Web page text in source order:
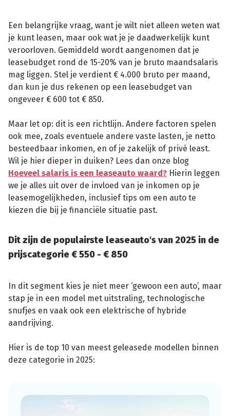
Een belangrijke vraag, want je wilt niet alleen weten wat
je kunt leasen, maar ook wat je je daadwerkelijk kunt
veroorloven. Gemiddeld wordt aangenomen dat je
leasebudget rond de 15-20% van je bruto maandsalaris
mag liggen. Stel je verdient € 4.000 bruto per maand,
dan kun je dus rekenen op een leasebudget van
ongeveer € 600 tot € 850.
Maar let op: dit is een richtlijn. Andere factoren spelen
ook mee, zoals eventuele andere vaste lasten, je netto
besteedbaar inkomen, en of je zakelijk of privé least.
Wil je hier dieper in duiken? Lees dan onze blog
Hoeveel salaris is een leaseauto waard? Hierin leggen
we je alles uit over de invloed van je inkomen op je
leasemogelijkheden, inclusief tips om een auto te
kiezen die bij je financiële situatie past.
Dit zijn de populairste leaseauto's van 2025 in de
prijscategorie € 550 - € 850
In dit segment kies je niet meer ‘gewoon een auto’, maar
stap je in een model met uitstraling, technologische
snufjes en vaak ook een elektrische of hybride
aandrijving.
Hier is de top 10 van meest geleasede modellen binnen
deze categorie in 2025: